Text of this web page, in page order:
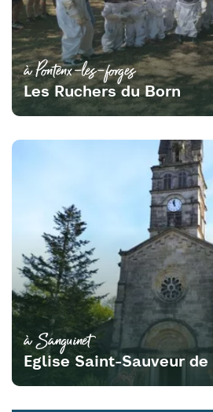
à Pontenx-les-forges
Les Ruchers du Born
à Sanguinet
Eglise Saint-Sauveur